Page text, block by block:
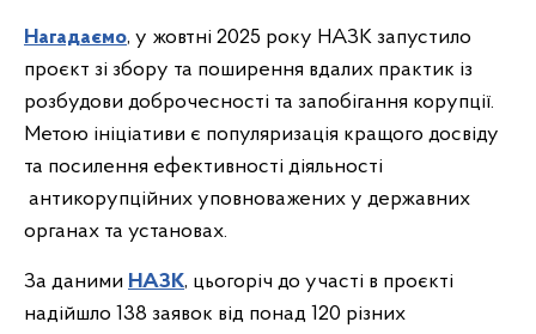
Нагадаємо, у жовтні 2025 року НАЗК запустило
проєкт зі збору та поширення вдалих практик із
розбудови доброчесності та запобігання корупції.
Метою ініціативи є популяризація кращого досвіду
та посилення ефективності діяльності
антикорупційних уповноважених у державних
органах та установах.
За даними НАЗК, цьогоріч до участі в проєкті
надійшло 138 заявок від понад 120 різних